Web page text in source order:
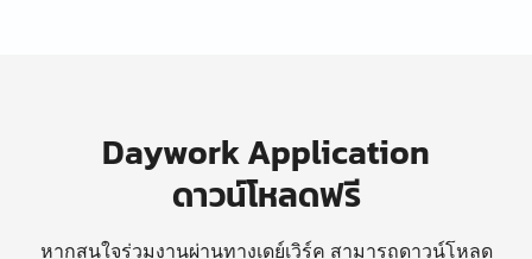
Daywork Application
ดาวน์โหลดฟรี
หากสนใจร่วมงานผ่านทางเดย์เวิร์ค สามารถดาวน์โหลด